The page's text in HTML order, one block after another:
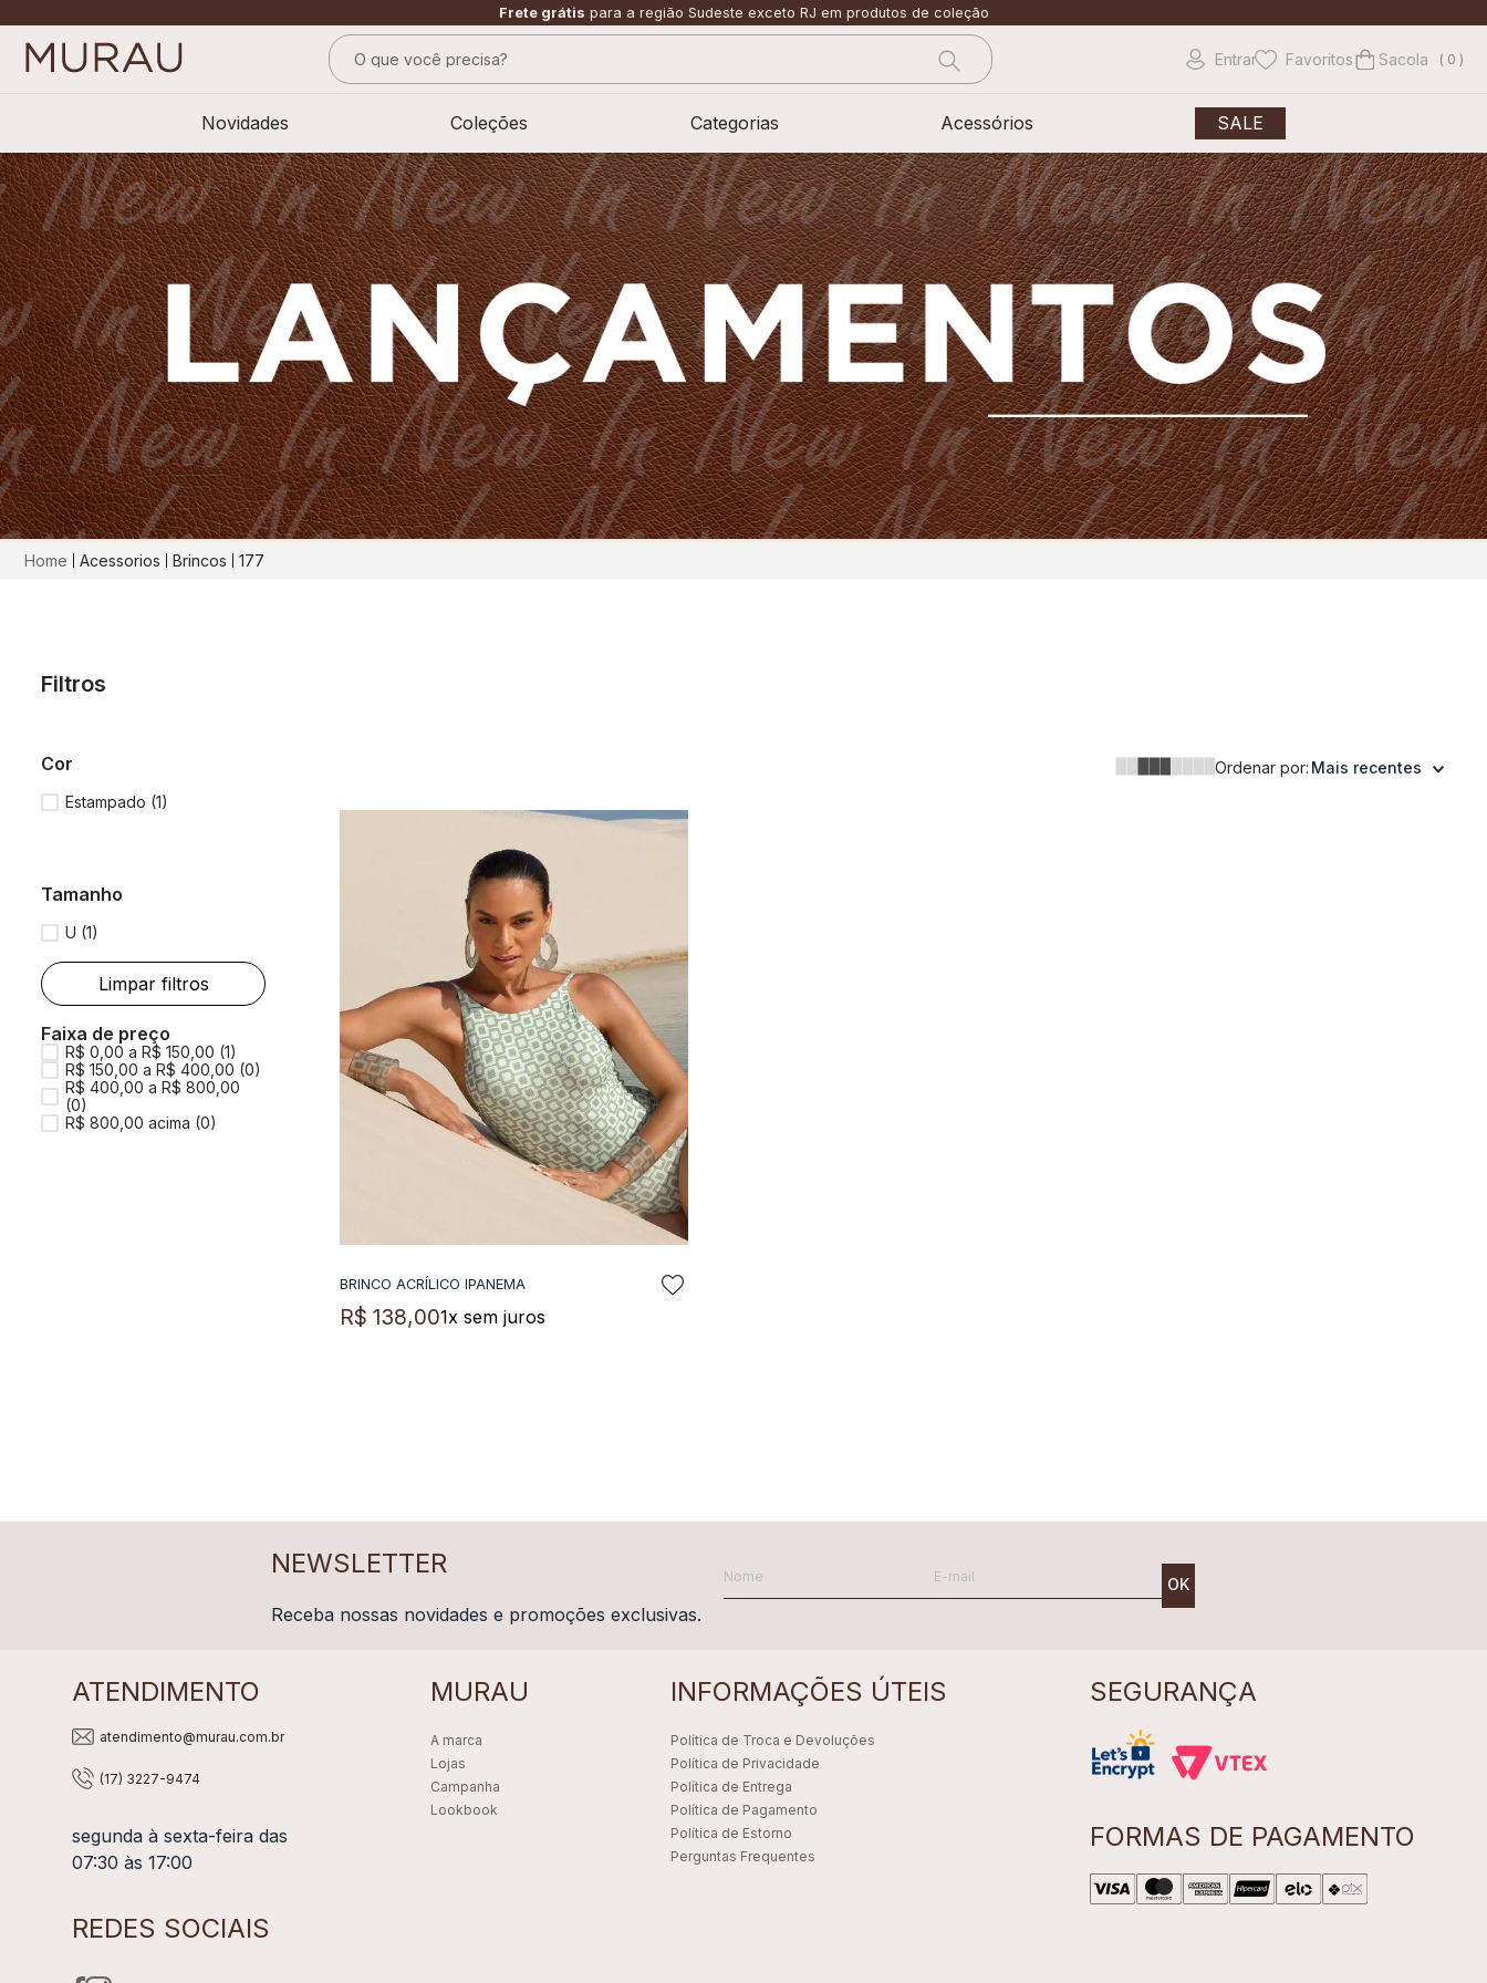
Frete grátis para a região Sudeste exceto RJ em produtos de coleção
O que você precisa?
Entrar Favoritos 0
Novidades Coleções Categorias Acessórios SALE
Acessorios Brincos 177
Filtros
cor
Estampado (1)
tamanho
U (1)
Faixa de preço
R$ 0,00 a R$ 150,00 (1)
R$ 150,00 a R$ 400,00 (0)
R$ 400,00 a R$ 800,00
(0)
R$ 800,00 acima (0)
Ordenar por: Mais recentes
ADICIONAR A SACOLA
BRINCO ACRÍLICO IPANEMA
R$ 138,001x sem juros
NEWSLETTER
Receba nossas novidades e promoções exclusivas.
OK
ATENDIMENTO
atendimento@murau.com.br
(17) 3227-9474
segunda à sexta-feira das
07:30 às 17:00
REDES SOCIAIS
MURAU
A marca
Lojas
Campanha
Lookbook
INFORMAÇÕES ÚTEIS
Política de Troca e Devoluções
Política de Privacidade
Política de Entrega
Política de Pagamento
Política de Estorno
Perguntas Frequentes
SEGURANÇA
FORMAS DE PAGAMENTO
2º
calça
3º
saia
4º
top
5º
verde
6º
off white
7º
camisa
8º
blusa
9º
short saia
10º pesponto verde sage